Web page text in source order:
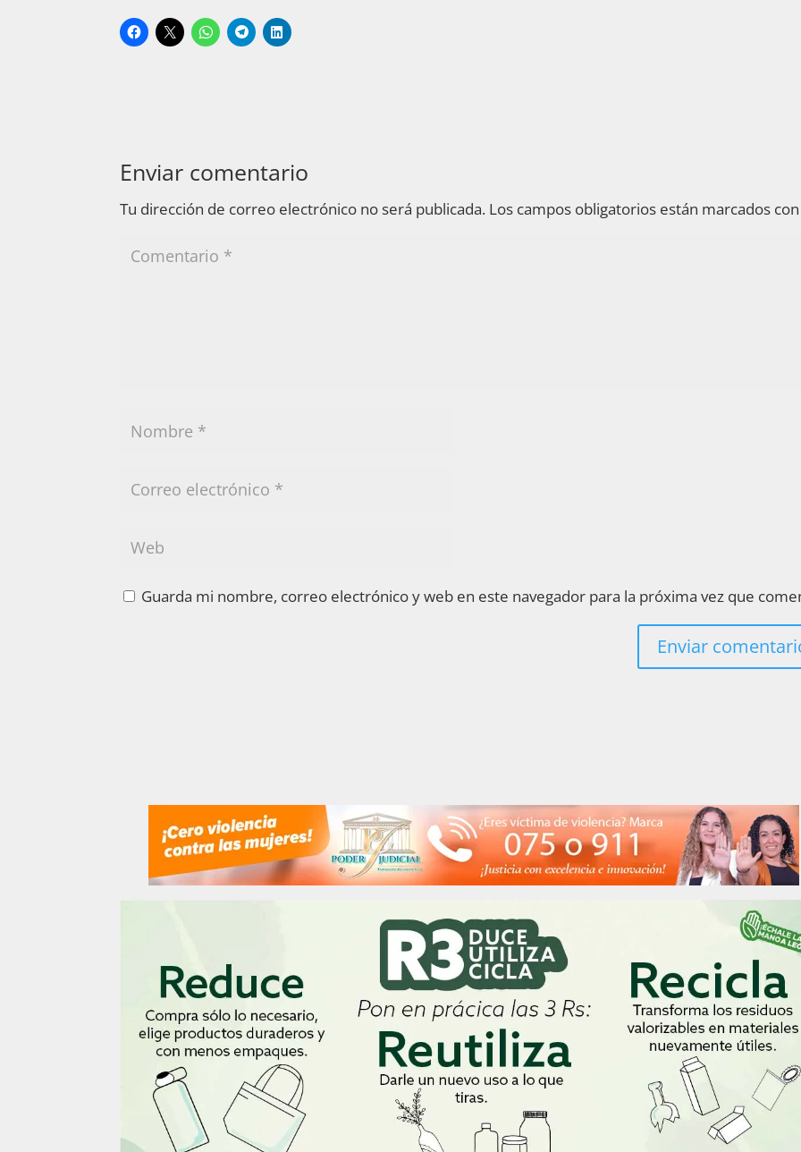
Enviar comentario
Tu dirección de correo electrónico no será publicada. Los campos obligatorios están marcados
Guarda mi nombre, correo electrónico y web en este navegador para la próxima vez que